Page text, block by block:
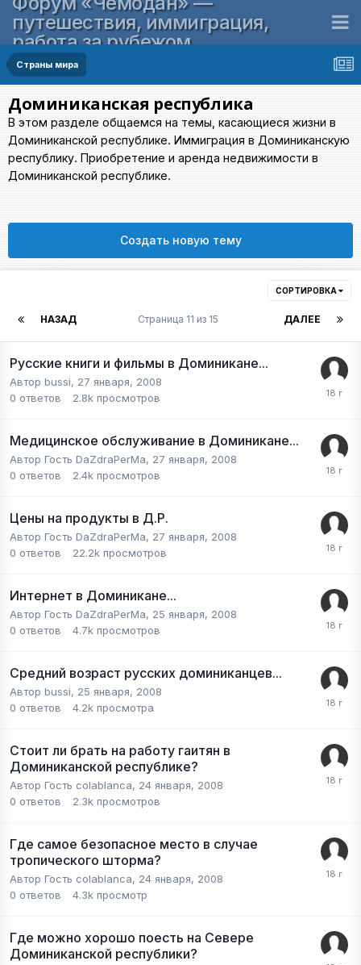
путешествия, иммиграция,
работа за рубежом
Страны мира
Доминиканская республика
В этом разделе общаемся на темы, касающиеся жизни в
Доминиканской республике. Иммиграция в Доминиканскую
республику. Приобретение и аренда недвижимости в
Доминиканской республике.
Создать новую тему
СОРТИРОВКА
НАЗАД ДАЛЕЕ
Страница 11 из 15
Русские книги и фильмы в Доминикане...
Автор bussi, 27 января, 2008
0 ответов 2.8k просмотров
Медицинское обслуживание в Доминикане...
Автор Гость DaZdraPerMa, 27 января, 2008
0 ответов 2.4k просмотров
Цены на продукты в Д.Р.
Автор Гость DaZdraPerMa, 27 января, 2008
0 ответов 22.2k просмотров
Интернет в Доминикане...
Автор Гость DaZdraPerMa, 25 января, 2008
0 ответов 4.7k просмотров
Средний возраст русских доминиканцев...
Автор bussi, 25 января, 2008
0 ответов 4.2k просмотра
Стоит ли брать на работу гаитян в
Доминиканской республике?
Автор Гость colablanca, 24 января, 2008
0 ответов 2.3k просмотров
Где самое безопасное место в случае
тропического шторма?
Автор Гость colablanca, 24 января, 2008
0 ответов 4.3k просмотр
Где можно хорошо поесть на Севере
Доминиканской республики?